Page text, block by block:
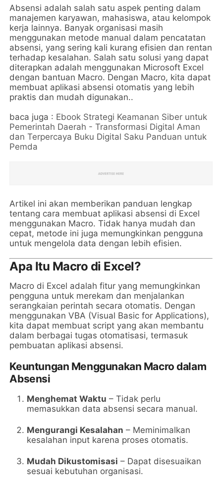
Absensi adalah salah satu aspek penting dalam
manajemen karyawan, mahasiswa, atau kelompok
kerja lainnya. Banyak organisasi masih
menggunakan metode manual dalam pencatatan
absensi, yang sering kali kurang efisien dan rentan
terhadap kesalahan. Salah satu solusi yang dapat
diterapkan adalah menggunakan Microsoft Excel
dengan bantuan Macro. Dengan Macro, kita dapat
membuat aplikasi absensi otomatis yang lebih
praktis dan mudah digunakan..
baca juga : Ebook Strategi Keamanan Siber untuk
Pemerintah Daerah - Transformasi Digital Aman
dan Terpercaya Buku Digital Saku Panduan untuk
Pemda
Artikel ini akan memberikan panduan lengkap
tentang cara membuat aplikasi absensi di Excel
menggunakan Macro. Tidak hanya mudah dan
cepat, metode ini juga memungkinkan pengguna
untuk mengelola data dengan lebih efisien.
Apa Itu Macro di Excel?
Macro di Excel adalah fitur yang memungkinkan
pengguna untuk merekam dan menjalankan
serangkaian perintah secara otomatis. Dengan
menggunakan VBA (Visual Basic for Applications),
kita dapat membuat script yang akan membantu
dalam berbagai tugas otomatisasi, termasuk
pembuatan aplikasi absensi.
Keuntungan Menggunakan Macro dalam
Absensi
Menghemat Waktu – Tidak perlu
memasukkan data absensi secara manual.
Mengurangi Kesalahan – Meminimalkan
kesalahan input karena proses otomatis.
Mudah Dikustomisasi – Dapat disesuaikan
sesuai kebutuhan organisasi.